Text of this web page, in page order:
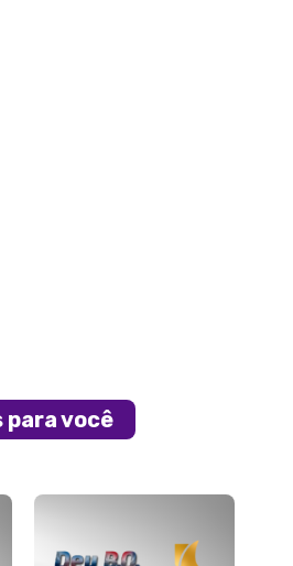
para você